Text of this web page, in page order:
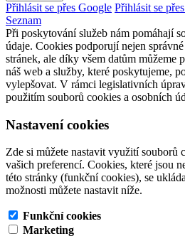
Přihlásit se přes Google Přihlásit se
Seznam
Při poskytování služeb nám pomáhají
údaje. Cookies podporují nejen
stránek, ale díky všem datům můžeme
náš web a služby, které poskytujeme,
vylepšovat. V rámci legislativních
použitím souborů cookies a osobních
Nastavení cookies
Zde si můžete nastavit využití souborů
vašich preferencí. Cookies, které jsou
této stránky (funkční cookies), se
možnosti můžete nastavit níže.
Funkční cookies
Marketing